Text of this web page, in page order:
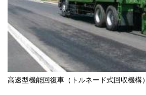
高速型機能回復車（トルネード式回収機構）